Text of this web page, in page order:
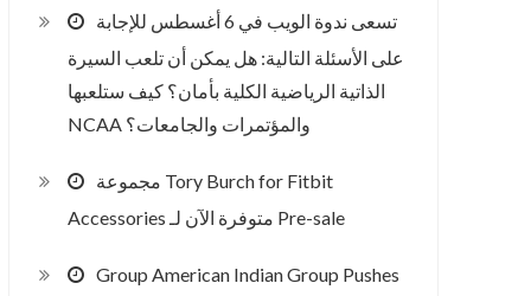
تسعى ندوة الويب في 6 أغسطس للإجابة
على الأسئلة التالية: هل يمكن أن تلعب السيرة
الذاتية الرياضية الكلية بأمان؟ كيف ستلعبها
NCAA والمؤتمرات والجامعات؟
مجموعة Tory Burch for Fitbit
Accessories متوفرة الآن لـ Pre-sale
Group American Indian Group Pushes